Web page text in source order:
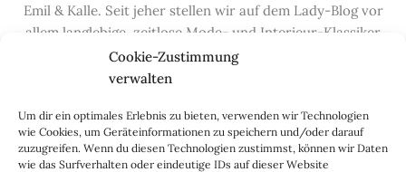
Cookie-Zustimmung
verwalten
Um dir ein optimales Erlebnis zu bieten, verwenden wir Technologien
wie Cookies, um Geräteinformationen zu speichern und/oder darauf
zuzugreifen. Wenn du diesen Technologien zustimmst, können wir Daten
wie das Surfverhalten oder eindeutige IDs auf dieser Website
Emil & Kalle. Seit jeher stellen wir auf dem Lady-Blog vor
allem langlebige, zeitlose Mode- und Interieur-Klassiker
vor, die hochwertig verarbeitet und unter guten
Bedingungen hergestellt wurden – gerne „Made in
Handwerksberufe und kleine feine Firmen, denen wir
hier auf dem Blog eine Präsentationsfläche bieten, sowie
alle Dinge, die das Leben ein bisschen schöner machen.